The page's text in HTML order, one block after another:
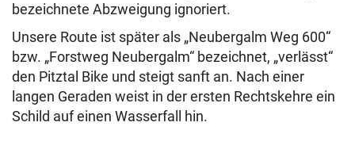
bezeichnete Abzweigung ignoriert.
Unsere Route ist später als „Neubergalm Weg 600“
bzw. „Forstweg Neubergalm“ bezeichnet, „verlässt“
den Pitztal Bike und steigt sanft an. Nach einer
langen Geraden weist in der ersten Rechtskehre ein
Schild auf einen Wasserfall hin.